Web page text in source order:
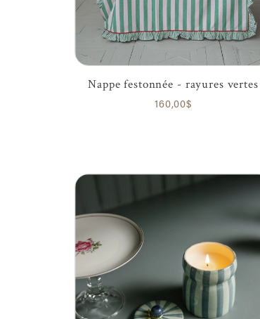
Nappe festonnée - rayures vertes
160,00$